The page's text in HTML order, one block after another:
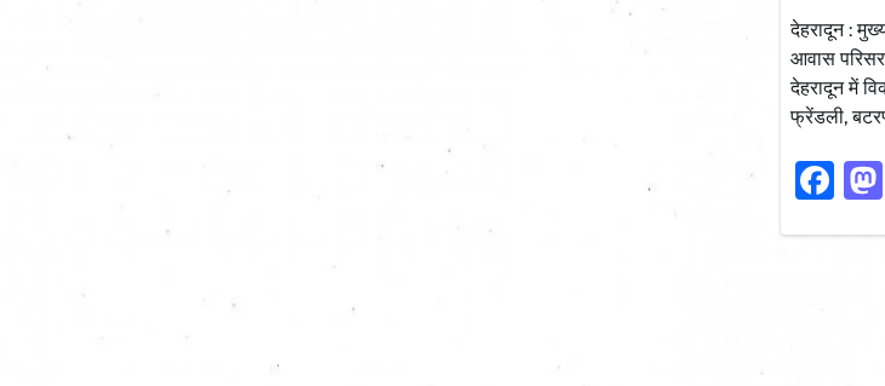
देहरादून :
आवास परिसर
देहरादून में
फ्रेंडली,